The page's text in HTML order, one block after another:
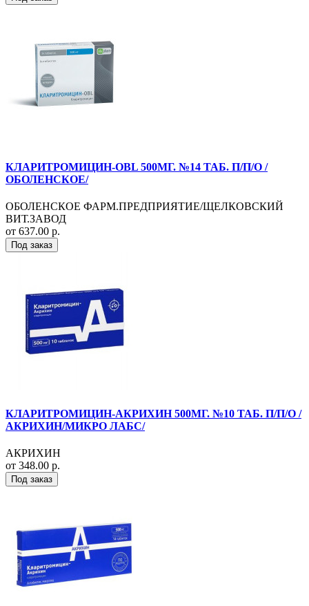
КЛАРИТРОМИЦИН-OBL 500МГ. №14 ТАБ. П/П/О /
ОБОЛЕНСКОЕ/
ОБОЛЕНСКОЕ ФАРМ.ПРЕДПРИЯТИЕ/ЩЕЛКОВСКИЙ
ВИТ.ЗАВОД
от 637.00 р.
Под заказ
КЛАРИТРОМИЦИН-АКРИХИН 500МГ. №10 ТАБ. П/П/О /
АКРИХИН/МИКРО ЛАБС/
АКРИХИН
от 348.00 р.
Под заказ